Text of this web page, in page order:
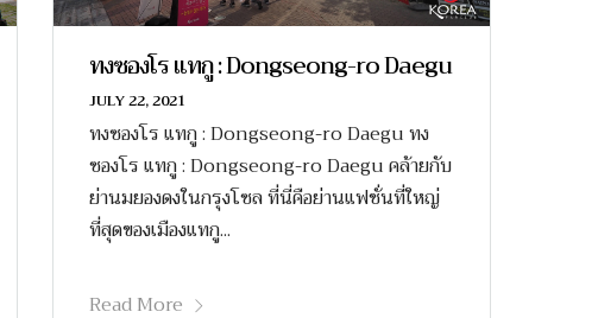
ทงซองโร แทกู : Dongseong-ro Daegu
JULY 22, 2021
ทงซองโร แทกู : Dongseong-ro Daegu ทง
ซองโร แทกู : Dongseong-ro Daegu คล้ายกับ
ย่านมยองดงในกรุงโซล ที่นี่คือย่านแฟชั่นที่ใหญ่
ที่สุดของเมืองแทกู...
Read More